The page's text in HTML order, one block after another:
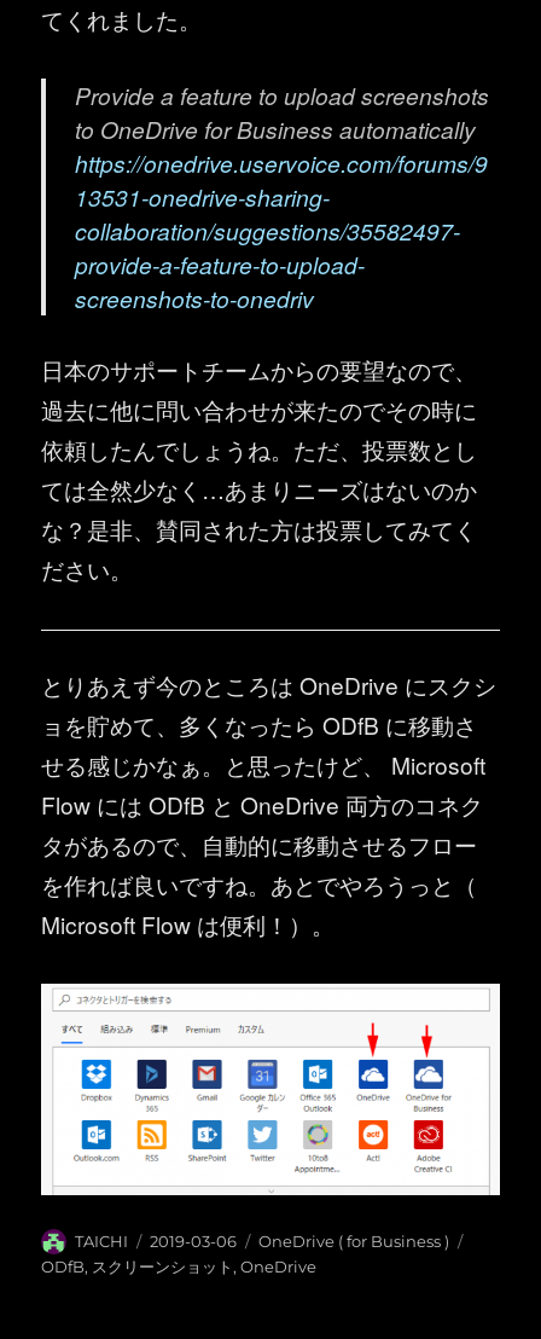
てくれました。
Provide a feature to upload screenshots
to OneDrive for Business automatically
https://onedrive.uservoice.com/forums/9
13531-onedrive-sharing-
collaboration/suggestions/35582497-
provide-a-feature-to-upload-
screenshots-to-onedriv
日本のサポートチームからの要望なので、
過去に他に問い合わせが来たのでその時に
依頼したんでしょうね。ただ、投票数とし
ては全然少なく…あまりニーズはないのか
な？是非、賛同された方は投票してみてく
ださい。
とりあえず今のところは OneDrive にスクシ
ョを貯めて、多くなったら ODfB に移動さ
せる感じかなぁ。と思ったけど、 Microsoft
Flow には ODfB と OneDrive 両方のコネク
タがあるので、自動的に移動させるフロー
を作れば良いですね。あとでやろうっと（
Microsoft Flow は便利！）。
投
稿
TAICHI
投
稿
2019-03-06
カ
テ
OneDrive ( for Business )
ODfB, スクリーンショット ,OneDrive